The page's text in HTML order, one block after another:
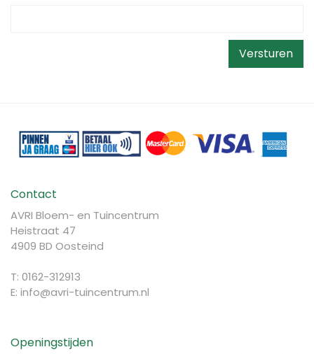
Contact
AVRI Bloem- en Tuincentrum
Heistraat 47
4909 BD Oosteind
T: 0162-312913
E: info@avri-tuincentrum.nl
Openingstijden